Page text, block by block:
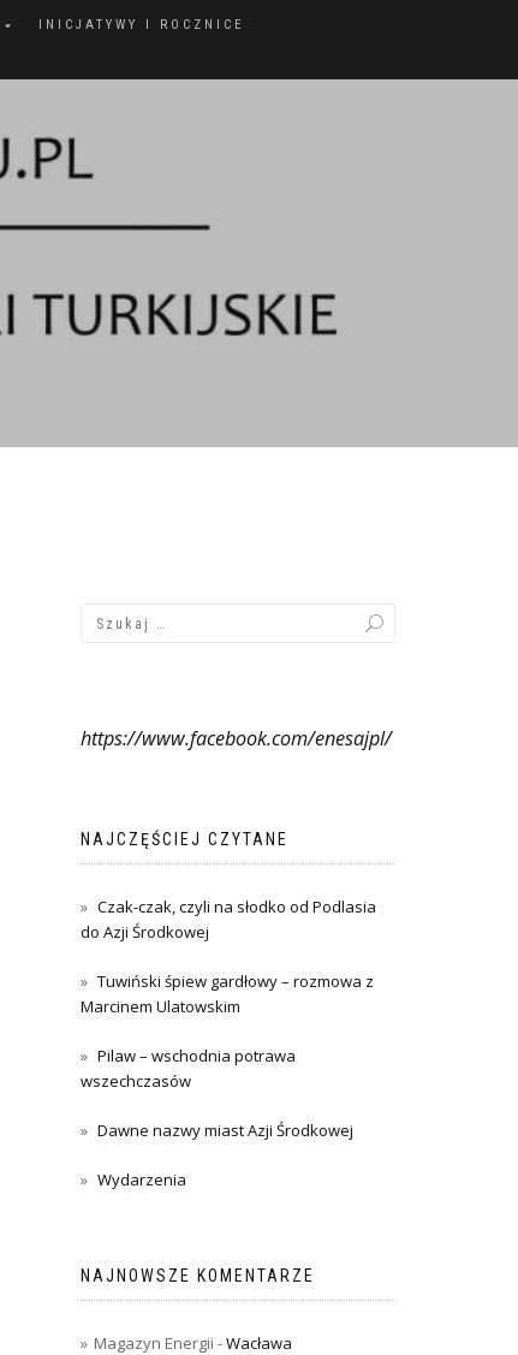
INICJATYWY I ROCZNICE
https://www.facebook.com/enesajpl/
NAJCZĘŚCIEJ CZYTANE
Czak-czak, czyli na słodko od Podlasia
do Azji Środkowej
Tuwiński śpiew gardłowy – rozmowa z
Marcinem Ulatowskim
Pilaw – wschodnia potrawa
wszechczasów
Dawne nazwy miast Azji Środkowej
Wydarzenia
NAJNOWSZE KOMENTARZE
Magazyn Energii -Wacława